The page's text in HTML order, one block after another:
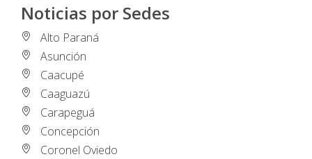
Noticias por Sedes
Alto Paraná
Asunción
Caacupé
Caaguazú
Carapeguá
Concepción
Coronel Oviedo